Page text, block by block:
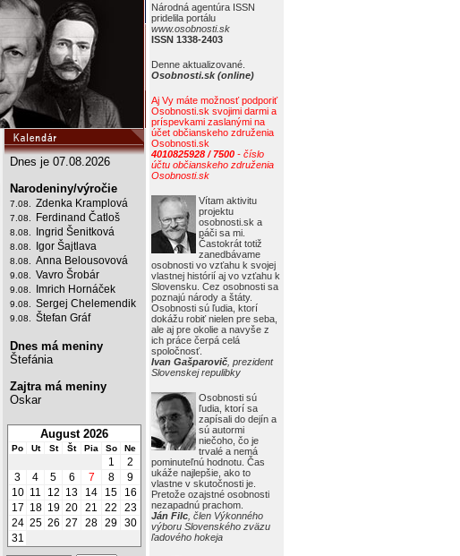
Národná agentúra ISSN
pridelila portálu
www.osobnosti.sk
ISSN 1338-2403
Denne aktualizované.
Osobnosti.sk (online)
Aj Vy máte možnosť podporiť
Osobnosti.sk svojimi darmi a
príspevkami zaslanými na
účet občianskeho združenia
Osobnosti.sk
4010825928 / 7500 - číslo
účtu občianskeho združenia
Osobnosti.sk
Vítam aktivitu
projektu
osobnosti.sk a
páči sa mi.
Častokrát totiž
zanedbávame
osobnosti vo vzťahu k svojej
vlastnej histórií aj vo vzťahu k
Slovensku. Cez osobnosti sa
poznajú národy a štáty.
Osobnosti sú ľudia, ktorí
dokážu robiť nielen pre seba,
ale aj pre okolie a navyše z
ich práce čerpá celá
spoločnosť.
Ivan Gašparovič , prezident
Slovenskej repulibky
Osobnosti sú
ľudia, ktorí sa
zapísali do dejín a
sú autormi
niečoho, čo je
trvalé a nemá
pominuteľnú hodnotu. Čas
ukáže najlepšie, ako to
vlastne v skutočnosti je.
Pretože ozajstné osobnosti
nezapadnú prachom.
Ján Filc , člen Výkonného
výboru Slovenského zväzu
ľadového hokeja
Dnes je 07.08.2026
Narodeniny/výročie
7.08. Zdenka Kramplová
7.08. Ferdinand Čatloš
8.08. Ingrid Šenitková
8.08. Igor Šajtlava
8.08. Anna Belousovová
9.08. Vavro Šrobár
9.08. Imrich Hornáček
9.08. Sergej Chelemendik
9.08. Štefan Gráf
Dnes má meniny
Štefánia
Zajtra má meniny
Oskar
August 2026
Po Ut St Št Pia So Ne
1
2
3
4 5 6 7 8
9
10 11 12 13 14 15
16
17 18 19 20 21 22
23
24 25 26 27 28 29 30
31